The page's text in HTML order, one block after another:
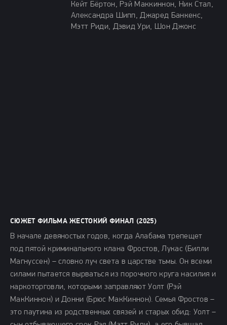
Кейт Бёртон, Рэй Маккиннон, Ник Стал,
Александра Шипп, Джаред Банкенс,
Мэтт Риди, Дэвид Ури, Шон Джонс
СЮЖЕТ ФИЛЬМА ЖЕСТОКИЙ ФИНАЛ (2025)
В начале девяностых годов, когда Алабама трепещет
под пятой криминального клана Фростов, Лукас (Билли
Магнуссен) – словно луч света в царстве тьмы. Он всеми
силами пытается вырваться из порочного круга насилия и
наркоторговли, которыми заправляют Уолт (Рэй
МакКиннон) и Донни (Брюс МакКиннон). Семья Фростов –
это паутина из родственных связей и старых обид: Уолт –